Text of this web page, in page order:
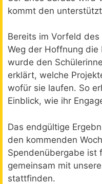
kommt den
Bereits im Vorfeld
Weg der Hoffnung die
wurde den
erklärt, welche
wofür sie laufen. So
Einblick, wie ihr
Das endgültige
den kommenden
Spendenübergabe ist
gemeinsam mit
stattfinden.